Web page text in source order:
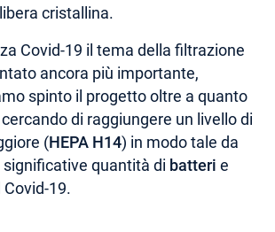
cristallina.
Covid-19 il tema della filtrazione
ancora più importante,
spinto il progetto oltre a quanto
di raggiungere un livello di
(HEPA H14) in modo tale da
quantità di batteri e
Covid-19.